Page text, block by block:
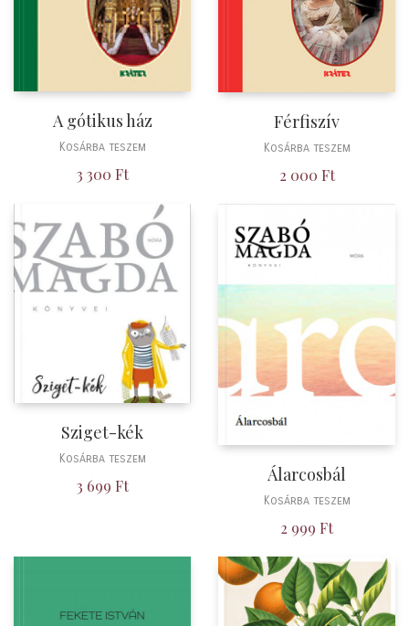
A gótikus ház
Kosárba teszem
3 300 Ft
Férfiszív
Kosárba teszem
2 000 Ft
Sziget-kék
Kosárba teszem
3 699 Ft
Álarcosbál
Kosárba teszem
2 999 Ft